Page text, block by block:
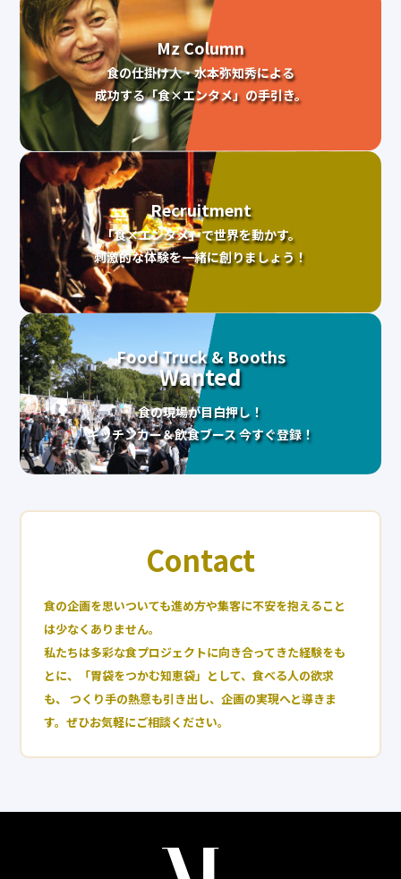
Mz Column
食の仕掛け人・水本弥知秀による
成功する「食×エンタメ」の手引き。
Recruitment
「食×エンタメ」で世界を動かす。
刺激的な体験を一緒に創りましょう！
Food Truck & Booths
Wanted
食の現場が目白押し！
キッチンカー＆飲食ブース 今すぐ登録！
Contact
食の企画を思いついても進め方や集客に不安を抱えること
は少なくありません。
私たちは多彩な食プロジェクトに向き合ってきた経験をも
とに、「胃袋をつかむ知恵袋」として、食べる人の欲求
も、 つくり手の熱意も引き出し、企画の実現へと導きま
す。ぜひお気軽にご相談ください。